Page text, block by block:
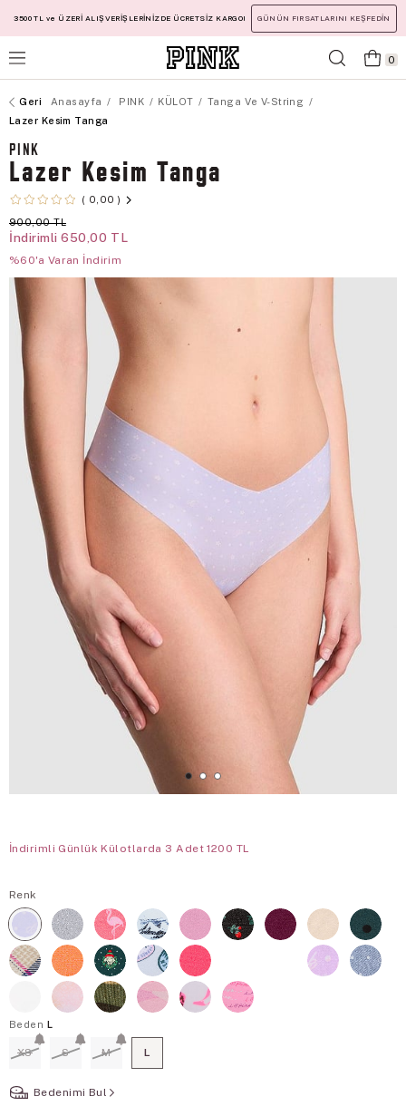
3500 TL ve ÜZERİ ALIŞVERİŞLERİNİZDE ÜCRETSİZ KARGO! GÜNÜN FIRSATLARINI KEŞFEDİN
0
Anasayfa PINK KÜLOT
Tanga Ve V-String
Lazer Kesim Tanga
PINK
Lazer Kesim Tanga
0,00
900,00 TL
İndirimli 650,00 TL
%60'a Varan İndirim
İndirimli Günlük Külotlarda 3 Adet 1200 TL
Renk
Beden L
XS S M L
Bedenimi Bul